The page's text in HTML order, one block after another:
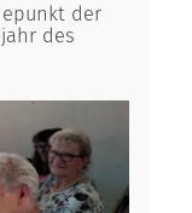
der
des